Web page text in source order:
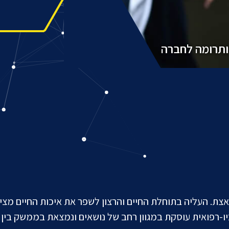
לחברה
העליה בתוחלת החיים והרצון לשפר את איכות החיים
רפואית עוסקת במגוון רחב של נושאים ונמצאת בממשק